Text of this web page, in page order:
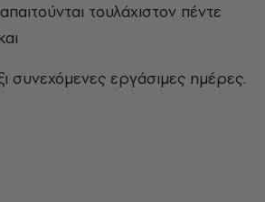
τουλάχιστον πέντε
συνεχόμενες εργάσιμες ημέρες.